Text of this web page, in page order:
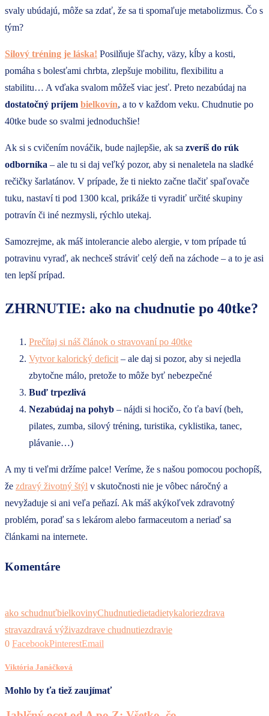
svaly ubúdajú, môže sa zdať, že sa ti spomaľuje metabolizmus. Čo s
tým?
Silový tréning je láska! Posilňuje šľachy, väzy, kĺby a kosti,
pomáha s bolesťami chrbta, zlepšuje mobilitu, flexibilitu a
stabilitu… A vďaka svalom môžeš viac jesť. Preto nezabúdaj na
dostatočný príjem bielkovín, a to v každom veku. Chudnutie po
40tke bude so svalmi jednoduchšie!
Ak si s cvičením nováčik, bude najlepšie, ak sa zveríš do rúk
odborníka – ale tu si daj veľký pozor, aby si nenaletela na sladké
rečičky šarlatánov. V prípade, že ti niekto začne tlačiť spaľovače
tuku, nastaví ti pod 1300 kcal, prikáže ti vyradiť určité skupiny
potravín či iné nezmysli, rýchlo utekaj.
Samozrejme, ak máš intolerancie alebo alergie, v tom prípade tú
potravinu vyraď, ak nechceš stráviť celý deň na záchode – a to je asi
ten lepší prípad.
ZHRNUTIE: ako na chudnutie po 40tke?
Prečítaj si náš článok o stravovaní po 40tke
Vytvor kalorický deficit – ale daj si pozor, aby si nejedla
zbytočne málo, pretože to môže byť nebezpečné
Buď trpezlivá
Nezabúdaj na pohyb – nájdi si hocičo, čo ťa baví (beh,
pilates, zumba, silový tréning, turistika, cyklistika, tanec,
plávanie…)
A my ti veľmi držíme palce! Veríme, že s našou pomocou pochopíš,
že zdravý životný štýl v skutočnosti nie je vôbec náročný a
nevyžaduje si ani veľa peňazí. Ak máš akýkoľvek zdravotný
problém, poraď sa s lekárom alebo farmaceutom a neriaď sa
článkami na internete.
Komentáre
ako schudnuťbielkovinyChudnutiedietadietykaloriezdrava
stravazdravá výživazdrave chudnutiezdravie
0 FacebookPinterestEmail
Viktória Janáčková
Mohlo by ťa tiež zaujímať